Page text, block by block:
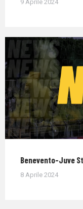
9 Aprile 2024
Benevento-Juve
8 Aprile 2024